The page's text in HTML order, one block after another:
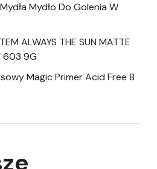
Mydło Do Golenia W
ALWAYS THE SUN MATTE
603 9G
Magic Primer Acid Free 8